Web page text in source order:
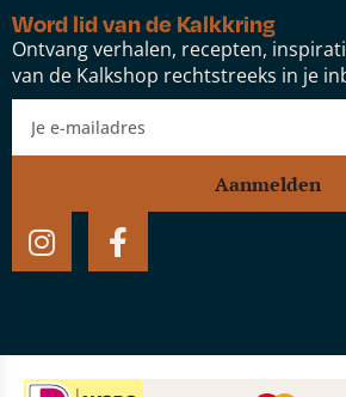
Word lid van de Kalkkring
Ontvang verhalen, recepten,
van de Kalkshop rechtstreeks in je
Aanmelden